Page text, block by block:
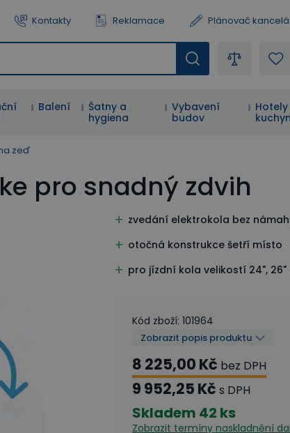
Kontakty Reklamace Plánovač
Balení
Šatny a
hygiena
Vybavení
budov
Hotely
zeď
pro snadný zdvih
zvedání elektrokola bez
otočná konstrukce šetří místo
pro jízdní kola velikostí 24", 26"
Kód zboží: 101964
Zobrazit popis produktu
8 225,00 Kč bez DPH
9 952,25 Kč s DPH
Skladem 42 ks
Zobrazit termíny naskladnění